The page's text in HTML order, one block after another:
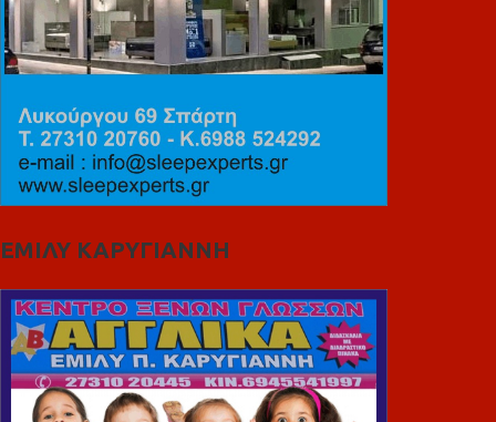
ΕΜΙΛΥ ΚΑΡΥΓΙΑΝΝΗ